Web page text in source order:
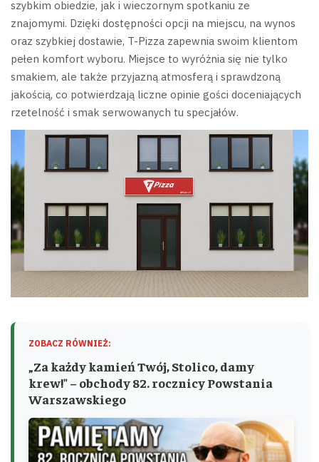
szybkim obiedzie, jak i wieczornym spotkaniu ze
znajomymi. Dzięki dostępności opcji na miejscu, na wynos
oraz szybkiej dostawie, T-Pizza zapewnia swoim klientom
pełen komfort wyboru. Miejsce to wyróżnia się nie tylko
smakiem, ale także przyjazną atmosferą i sprawdzoną
jakością, co potwierdzają liczne opinie gości doceniających
rzetelność i smak serwowanych tu specjałów.
ZOBACZ RÓWNIEŻ:
„Za każdy kamień Twój, Stolico, damy
krew!" – obchody 82. rocznicy Powstania
Warszawskiego